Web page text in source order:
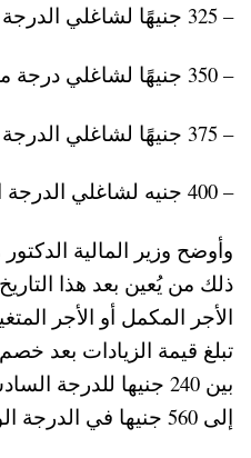
– 325 جنيهًا لشاغلي الدرجة الأولى.
– 350 جنيهًا لشاغلي درجة مدير عام أو كبير.
– 375 جنيهًا لشاغلي الدرجة العالية.
– 400 جنيه لشاغلي الدرجة الممتازة أو ما يعادلها.
وأوضح وزير المالية
ذلك من يُعين بعد هذا
الأجر المكمل أو الأجر
تبلغ قيمة الزيادات بعد
بين 240 جنيها للدرجة
إلى 560 جنيها في الدرجة الوظيفية بدرجة وكيل وزارة.